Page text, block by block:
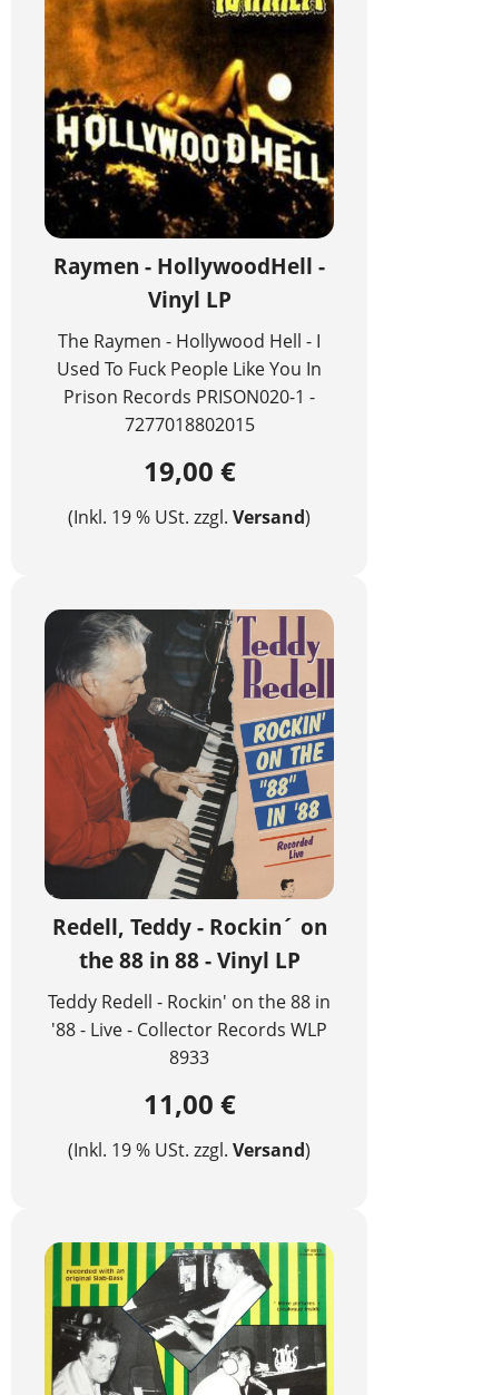
Raymen - HollywoodHell -
Vinyl LP
The Raymen - Hollywood Hell - I
Used To Fuck People Like You In
Prison Records PRISON020-1 -
7277018802015
19,00 €
(Inkl. 19 % USt. zzgl. Versand)
Redell, Teddy - Rockin´ on
the 88 in 88 - Vinyl LP
Teddy Redell - Rockin' on the 88 in
'88 - Live - Collector Records WLP
8933
11,00 €
(Inkl. 19 % USt. zzgl. Versand)